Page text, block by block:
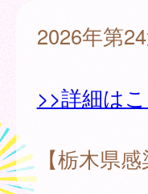
2026年第
>>詳細は
【栃木県